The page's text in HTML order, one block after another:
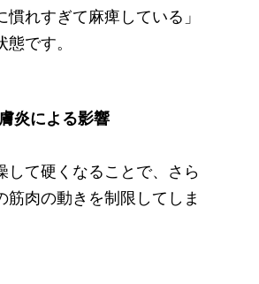
れすぎて麻痺している」
です。
炎による影響
して硬くなることで、さら
筋肉の動きを制限してしま